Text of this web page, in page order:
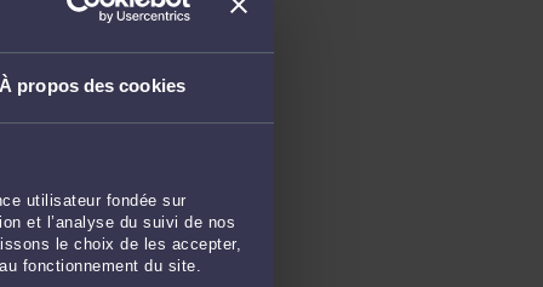
À propos des cookies
utilisateur fondée sur
et l’analyse du suivi de nos
le choix de les accepter,
fonctionnement du site.